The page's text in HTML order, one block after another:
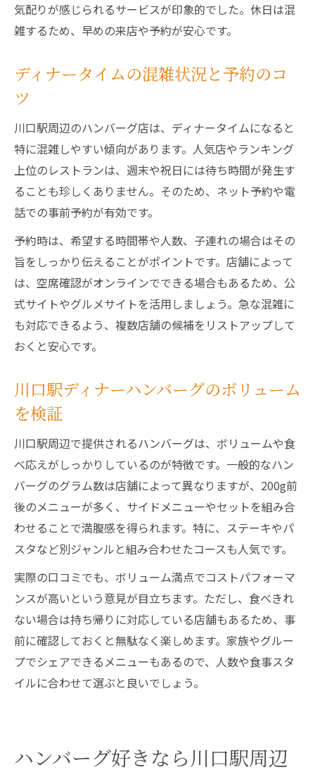
気配りが感じられるサービスが印象的でした。休日は混
雑するため、早めの来店や予約が安心です。
ディナータイムの混雑状況と予約のコ
ツ
川口駅周辺のハンバーグ店は、ディナータイムになると
特に混雑しやすい傾向があります。人気店やランキング
上位のレストランは、週末や祝日には待ち時間が発生す
ることも珍しくありません。そのため、ネット予約や電
話での事前予約が有効です。
予約時は、希望する時間帯や人数、子連れの場合はその
旨をしっかり伝えることがポイントです。店舗によって
は、空席確認がオンラインでできる場合もあるため、公
式サイトやグルメサイトを活用しましょう。急な混雑に
も対応できるよう、複数店舗の候補をリストアップして
おくと安心です。
川口駅ディナーハンバーグのボリューム
を検証
川口駅周辺で提供されるハンバーグは、ボリュームや食
べ応えがしっかりしているのが特徴です。一般的なハン
バーグのグラム数は店舗によって異なりますが、200g前
後のメニューが多く、サイドメニューやセットを組み合
わせることで満腹感を得られます。特に、ステーキやパ
スタなど別ジャンルと組み合わせたコースも人気です。
実際の口コミでも、ボリューム満点でコストパフォーマ
ンスが高いという意見が目立ちます。ただし、食べきれ
ない場合は持ち帰りに対応している店舗もあるため、事
前に確認しておくと無駄なく楽しめます。家族やグルー
プでシェアできるメニューもあるので、人数や食事スタ
イルに合わせて選ぶと良いでしょう。
ハンバーグ好きなら川口駅周辺